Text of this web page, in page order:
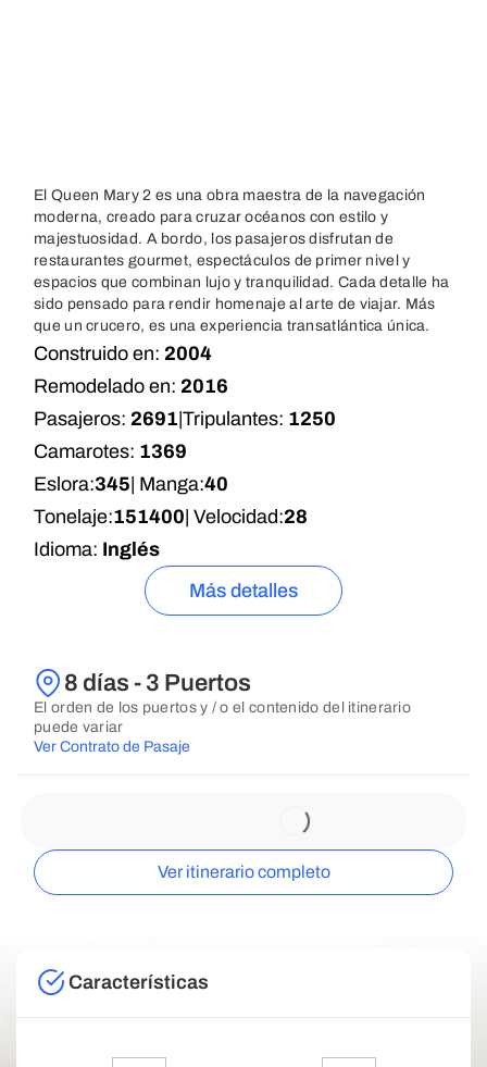
El Queen Mary 2 es una obra maestra de la navegación
moderna, creado para cruzar océanos con estilo y
majestuosidad. A bordo, los pasajeros disfrutan de
restaurantes gourmet, espectáculos de primer nivel y
espacios que combinan lujo y tranquilidad. Cada detalle ha
sido pensado para rendir homenaje al arte de viajar. Más
que un crucero, es una experiencia transatlántica única.
Construido en: 2004
Remodelado en: 2016
Pasajeros: 2691 Tripulantes: 1250
Camarotes: 1369
Eslora:345 | Manga:40
Tonelaje:151400 | Velocidad:28
Idioma: Inglés
Más detalles
8 días - 3 Puertos
El orden de los puertos y / o el contenido del itinerario
puede variar
Ver Contrato de Pasaje
Ver itinerario completo
Características